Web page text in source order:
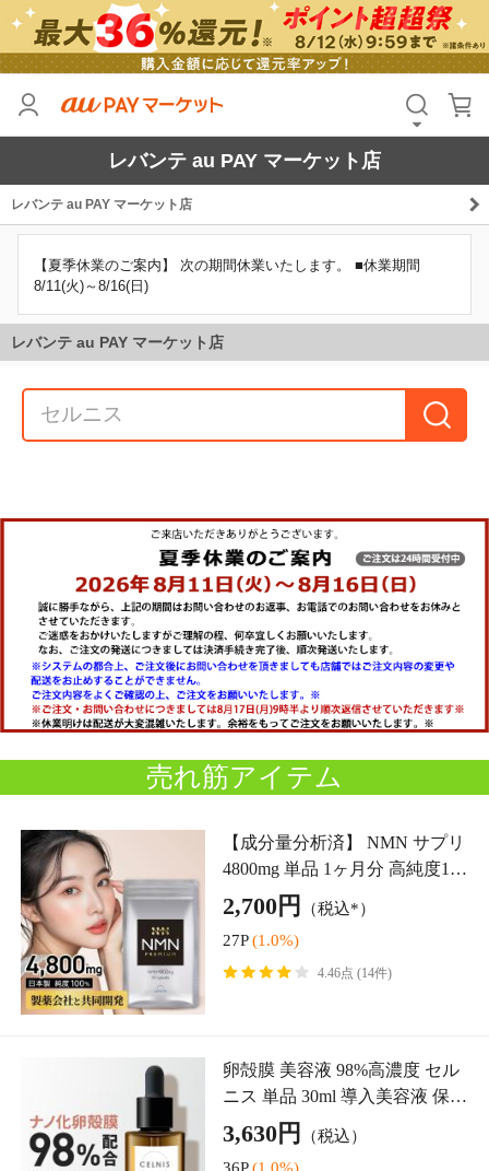
レバンテ au PAY マーケット店
レバンテ au PAY マーケット店
【夏季休業のご案内】 次の期間休業いたします。 ■休業期間
8/11(火)～8/16(日)
レバンテ au PAY マーケット店
売れ筋アイテム
【成分量分析済】 NMN サプリ
4800mg 単品 1ヶ月分 高純度10
0% 国内製造 高品質 還元型コエ
ンテ 日本製 美容
2,700円（税込*）
4.46点 (14件)
卵殻膜 美容液 98%高濃度 セル
ニス 単品 30ml 導入美容液 保湿
セラミド ビタミンc誘導体 化粧
水 乾燥肌 毛穴ケア 化粧品
3,630円 （税込）
36P (1.0%)
4.15点 (14件)
日分 酪酸菌 ビフィズス菌 食物
繊維 オリゴ糖 腸活 菌活 フロー
ラ ナットウキナーゼ スッキリ
送料無料
2,000円 （税込*）
4.14点 (15件)